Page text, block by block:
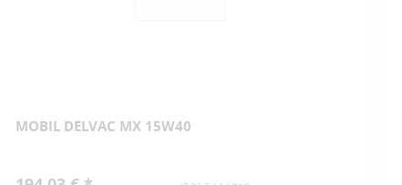
MOBIL DELVAC MX 15W40